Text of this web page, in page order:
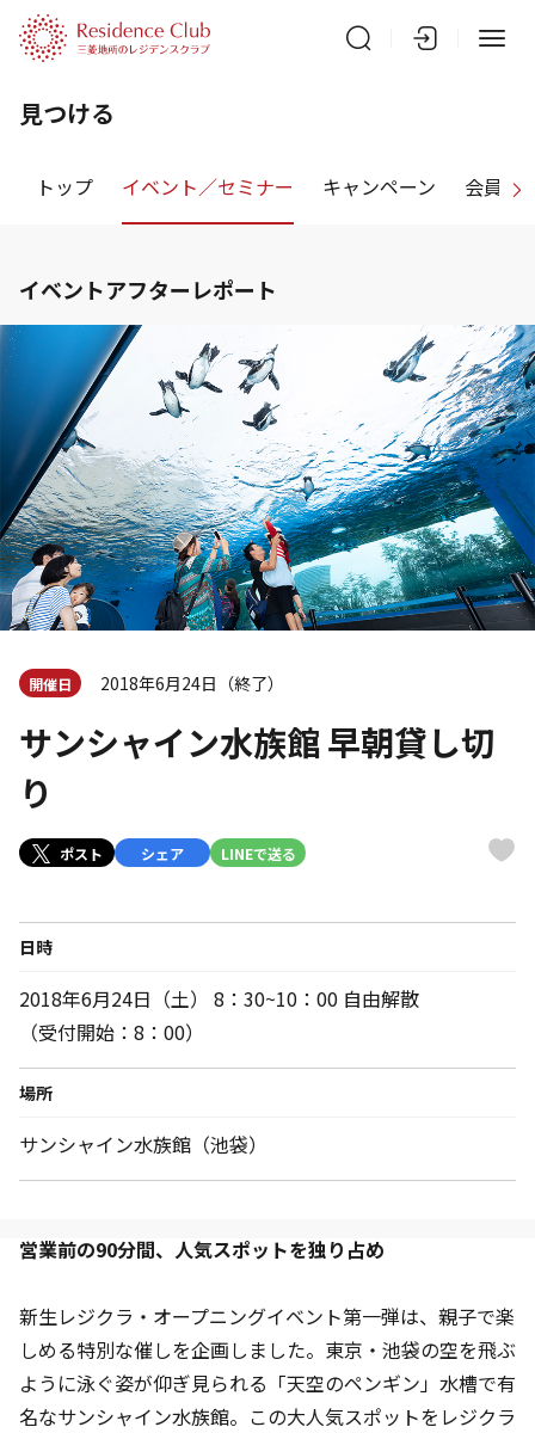
見つける
トップ イベント／セミナー キャンペーン 会員特
イベントアフターレポート
開催日 2018年6月24日（終了）
サンシャイン水族館 早朝貸し切
り
ポスト シェア LINEで送る
日時
2018年6月24日（土） 8：30~10：00 自由解散
（受付開始：8：00）
場所
サンシャイン水族館（池袋）
営業前の90分間、人気スポットを独り占め
新生レジクラ・オープニングイベント第一弾は、親子で楽
しめる特別な催しを企画しました。東京・池袋の空を飛ぶ
ように泳ぐ姿が仰ぎ見られる「天空のペンギン」水槽で有
名なサンシャイン水族館。この大人気スポットをレジクラ